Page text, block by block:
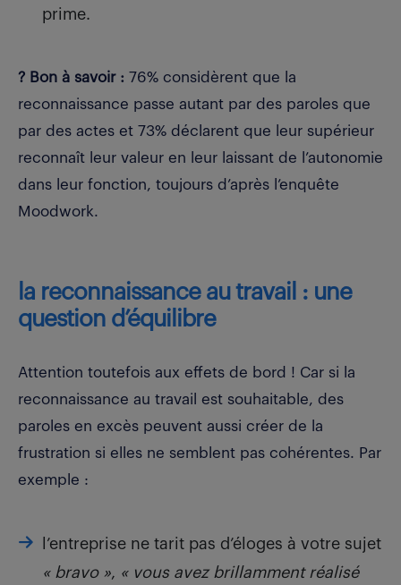
prime.
? Bon à savoir : 76% considèrent que la
reconnaissance passe autant par des paroles que
par des actes et 73% déclarent que leur supérieur
reconnaît leur valeur en leur laissant de l’autonomie
dans leur fonction, toujours d’après l’enquête
Moodwork.
la reconnaissance au travail : une
question d’équilibre
Attention toutefois aux effets de bord ! Car si la
reconnaissance au travail est souhaitable, des
paroles en excès peuvent aussi créer de la
frustration si elles ne semblent pas cohérentes. Par
exemple :
l’entreprise ne tarit pas d’éloges à votre sujet
« bravo», « vous avez brillamment réalisé